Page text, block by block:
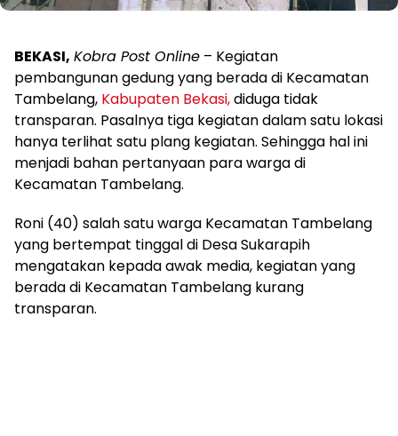
BEKASI, Kobra Post Online – Kegiatan
pembangunan gedung yang berada di Kecamatan
Tambelang, Kabupaten Bekasi,diduga tidak
transparan. Pasalnya tiga kegiatan dalam satu lokasi
hanya terlihat satu plang kegiatan. Sehingga hal ini
menjadi bahan pertanyaan para warga di
Kecamatan Tambelang.
Roni (40) salah satu warga Kecamatan Tambelang
yang bertempat tinggal di Desa Sukarapih
mengatakan kepada awak media, kegiatan yang
berada di Kecamatan Tambelang kurang
transparan.